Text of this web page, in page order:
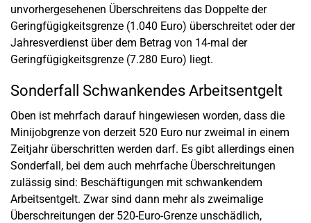
unvorhergesehenen Überschreitens das Doppelte der
Geringfügigkeitsgrenze (1.040 Euro) überschreitet oder der
Jahresverdienst über dem Betrag von 14-mal der
Geringfügigkeitsgrenze (7.280 Euro) liegt.
Sonderfall Schwankendes Arbeitsentgelt
Oben ist mehrfach darauf hingewiesen worden, dass die
Minijobgrenze von derzeit 520 Euro nur zweimal in einem
Zeitjahr überschritten werden darf. Es gibt allerdings einen
Sonderfall, bei dem auch mehrfache Überschreitungen
zulässig sind: Beschäftigungen mit schwankendem
Arbeitsentgelt. Zwar sind dann mehr als zweimalige
Überschreitungen der 520-Euro-Grenze unschädlich,